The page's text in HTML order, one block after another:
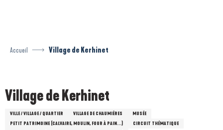
Accueil Village de Kerhinet
Village de Kerhinet
VILLE / VILLAGE / QUARTIER VILLAGE DE CHAUMIÈRES
MUSÉE
PETIT PATRIMOINE (CALVAIRE, MOULIN, FOUR À PAIN...)
CIRCUIT THÉMATIQUE